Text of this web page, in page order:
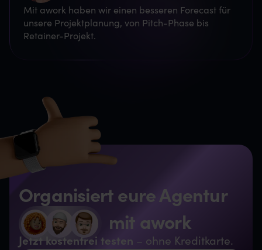
Mit awork haben wir einen besseren Forecast für
unsere Projektplanung, von Pitch-Phase bis
Retainer-Projekt.
Organisiert eure Agentur
mit awork
Jetzt kostenfrei testen – ohne Kreditkarte.